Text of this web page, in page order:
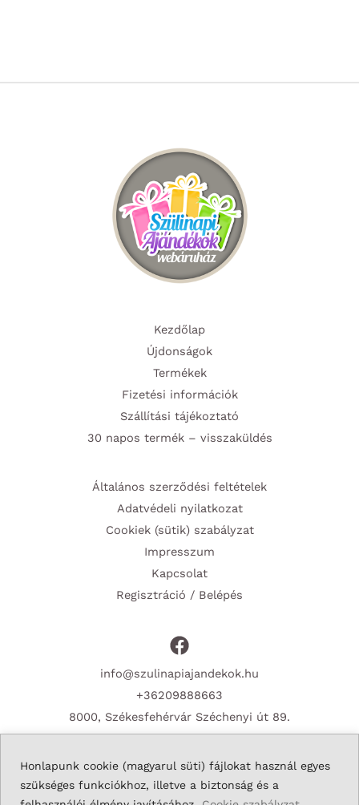
Honlapunk cookie (magyarul süti) fájlokat használ egyes
szükséges funkciókhoz, illetve a biztonság és a
Kezdőlap
Újdonságok
Termékek
Fizetési információk
Szállítási tájékoztató
30 napos termék – visszaküldés
Általános szerződési feltételek
Adatvédeli nyilatkozat
Cookiek (sütik) szabályzat
Impresszum
Kapcsolat
Regisztráció / Belépés
info@szulinapiajandekok.hu
+36209888663
8000, Székesfehérvár Széchenyi út 89.
Copyright © 2026 Szulinapiajandekok.hu